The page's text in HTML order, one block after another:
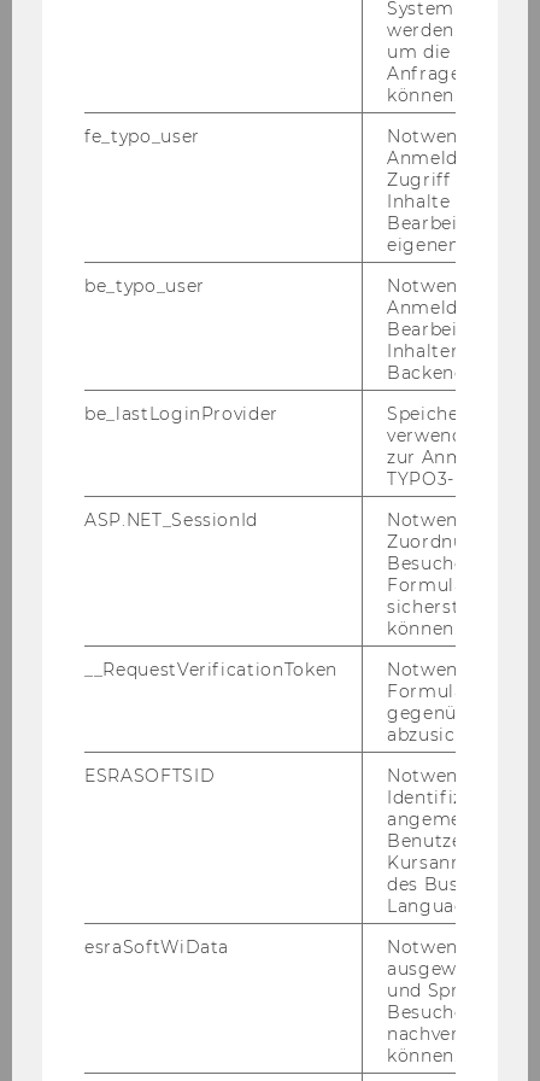
Literatur Prüfung aus
Grundkurs Steuerrecht:
D/R Band I, 19-148; 374-377; 327-
Einkommensteuer II
D/R Band I, 148-327; 327-348
Einkommensteuer III
D/R Band I, 86-148; 304-327; 362-
D/R Band I, 479-503; 525-624
Körperschaftsteuer II
D/R Band I, 435-443; 503-525; 613-
Grunderwerbsteuer
D/R Band II, 159-192; 192-246; 363-
System
werden.
um die Antwort
Anfrage
können.
fe_typo_user
Notwendig für
Anmeldung und
Zugriff auf
Inhalte oder zur
Bearbeitung des
eigenen Profils.
be_typo_user
Notwendig für
Anmeldung und
Bearbeitung von
Inhalten im
Backend.
be_lastLoginProvider
Speichert die
verwendete
zur Anmeldung
TYPO3-Backend.
ASP.NET_SessionId
Notwendig, um
Zuordnung von
Besucher zu
sicherstellen zu
können.
__RequestVerificationToken
Notwendig, um
gegenüber
abzusichern.
ESRASOFTSID
Notwendig zur
Identifizierung
angemeldeten
Benutzers im
des Business
Language
esraSoftWiData
Notwendig um
ausgewählte
und
Besuchers
nachverfolgen
können.